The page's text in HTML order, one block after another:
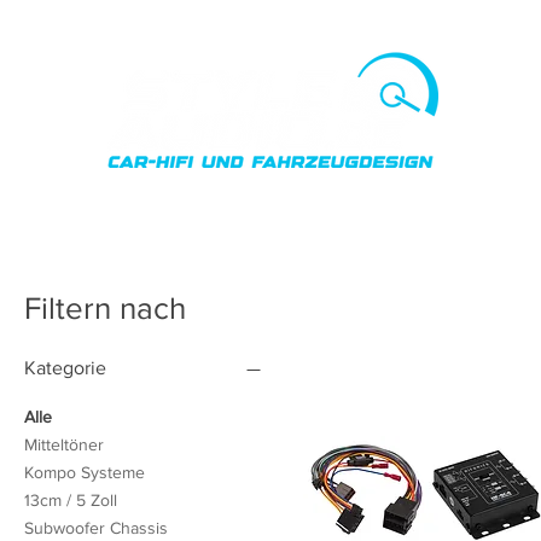
Filtern nach
Kategorie
Alle
Mitteltöner
Kompo Systeme
13cm / 5 Zoll
Subwoofer Chassis